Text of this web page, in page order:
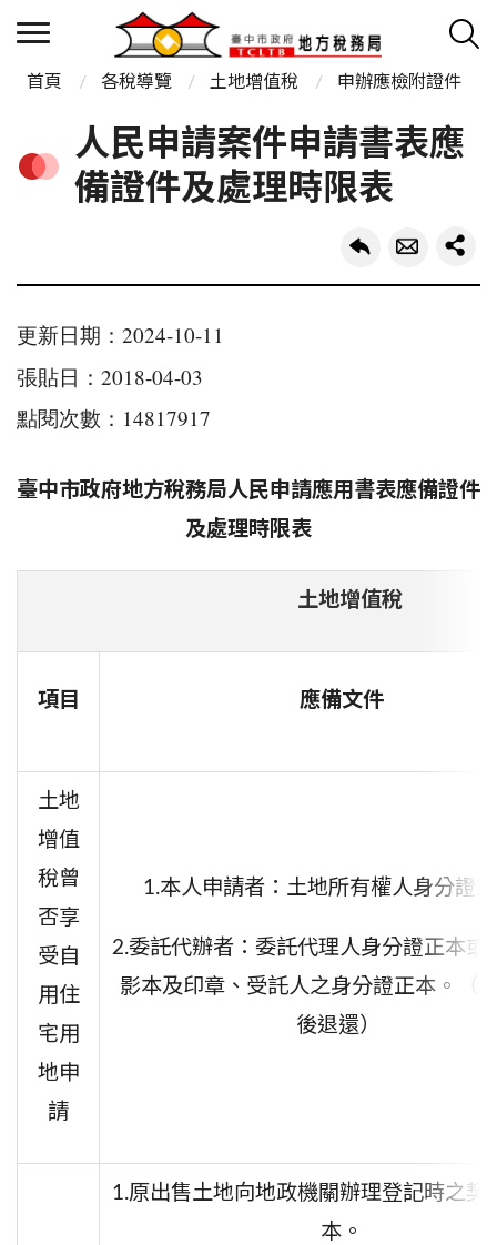
首頁 各稅導覽 土地增值稅 申辦應檢附證件
人民申請案件申請書表應
備證件及處理時限表
更新日期：2024-10-11
張貼日：2018-04-03
點閱次數：14817917
臺中市政府地方稅務局人民申請應用書表應備證件
及處理時限表
土地增值稅
項目 應備文件
土地
增值
稅曾
否享
受自
用住
宅用
地申
請
1.本人申請者：土地所有權人身分證
2.委託代辦者：委託代理人身分證正本或
影本及印章、受託人之身分證正本。
（
後退還）
1.原出售土地向地政機關辦理登記時之契
本。